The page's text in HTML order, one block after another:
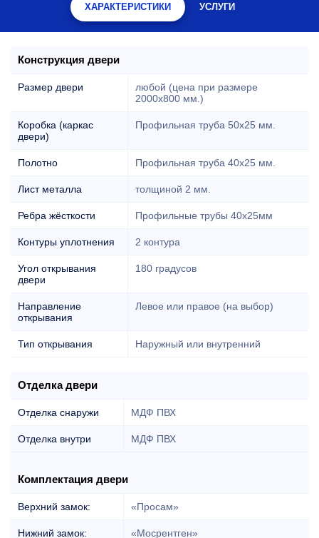
ХАРАКТЕРИСТИКИ УСЛУГИ
Конструкция двери
Размер двери
любой (цена при размере
2000x800 мм.)
Коробка (каркас
двери)
Профильная труба 50х25 мм.
Полотно Профильная труба 40х25 мм.
Лист металла толщиной 2 мм.
Ребра жёсткости Профильные трубы 40х25мм
Контуры уплотнения 2 контура
Угол открывания
двери
180 градусов
Направление
открывания
Левое или правое (на выбор)
Тип открывания Наружный или внутренний
Отделка двери
Отделка снаружи МДФ ПВХ
Отделка внутри МДФ ПВХ
Комплектация двери
Верхний замок: «Просам»
Нижний замок: «Мосрентген»